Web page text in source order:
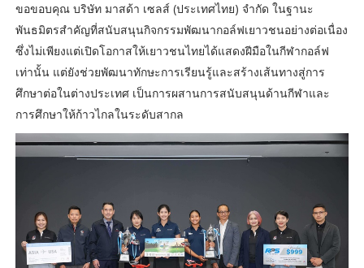
ขอขอบคุณ บริษัท มาสด้า เซลส์ (ประเทศไทย) จำกัด ในฐานะ
พันธมิตรสำคัญที่สนับสนุนกิจกรรมพัฒนากอล์ฟเยาวชนอย่างต่อเนื่อง
ซึ่งไม่เพียงแต่เปิดโอกาสให้เยาวชนไทยได้แสดงฝีมือในกีฬากอล์ฟ
เท่านั้น แต่ยังช่วยพัฒนาทักษะการเรียนรู้และสร้างเส้นทางสู่การ
ศึกษาต่อในต่างประเทศ เป็นการผสานการสนับสนุนด้านกีฬาและ
การศึกษาให้ก้าวไกลในระดับสากล